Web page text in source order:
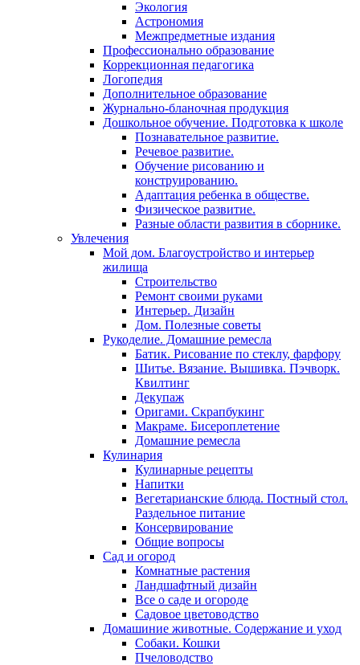
Экология
Астрономия
Межпредметные издания
Профессионально образование
Коррекционная педагогика
Логопедия
Дополнительное образование
Журнально-бланочная продукция
Дошкольное обучение. Подготовка к школе
Познавательное развитие.
Речевое развитие.
Обучение рисованию и
конструированию.
Адаптация ребенка в обществе.
Физическое развитие.
Разные области развития в сборнике.
Увлечения
Мой дом. Благоустройство и интерьер
жилища
Строительство
Ремонт своими руками
Интерьер. Дизайн
Дом. Полезные советы
Рукоделие. Домашние ремесла
Батик. Рисование по стеклу, фарфору
Шитье. Вязание. Вышивка. Пэчворк.
Квилтинг
Декупаж
Оригами. Скрапбукинг
Макраме. Бисероплетение
Домашние ремесла
Кулинария
Кулинарные рецепты
Напитки
Вегетарианские блюда. Постный стол.
Раздельное питание
Консервирование
Общие вопросы
Сад и огород
Комнатные растения
Ландшафтный дизайн
Все о саде и огороде
Садовое цветоводство
Домашиние животные. Содержание и уход
Собаки. Кошки
Пчеловодство